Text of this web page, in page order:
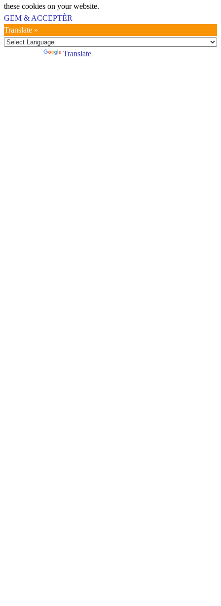
these cookies on your website.
GEM & ACCEPTÈR
Translate »
Translate